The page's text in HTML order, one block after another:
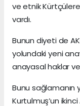
ve etnik
vardı.
Bunun diyeti de
yolundaki yeni
anayasal haklar
Bunu sağlamanın
Kurtulmuş’un